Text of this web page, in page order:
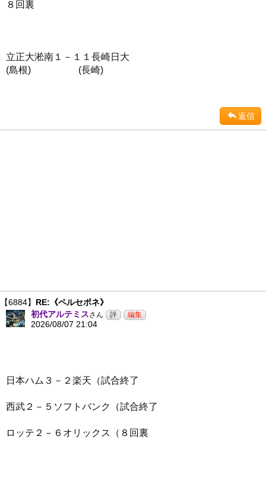
８回裏
立正大淞南１－１１長崎日大
(島根) (長崎)
返信
【6884】 RE:《ペルセポネ》
初代アルテミスさん
2026/08/07 21:04
日本ハム３－２楽天（試合終了
西武２－５ソフトバンク（試合終了
ロッテ２－６オリックス（８回裏